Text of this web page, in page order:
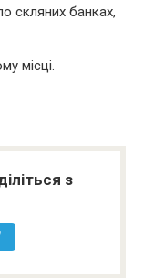
скляних банках,
місці.
з